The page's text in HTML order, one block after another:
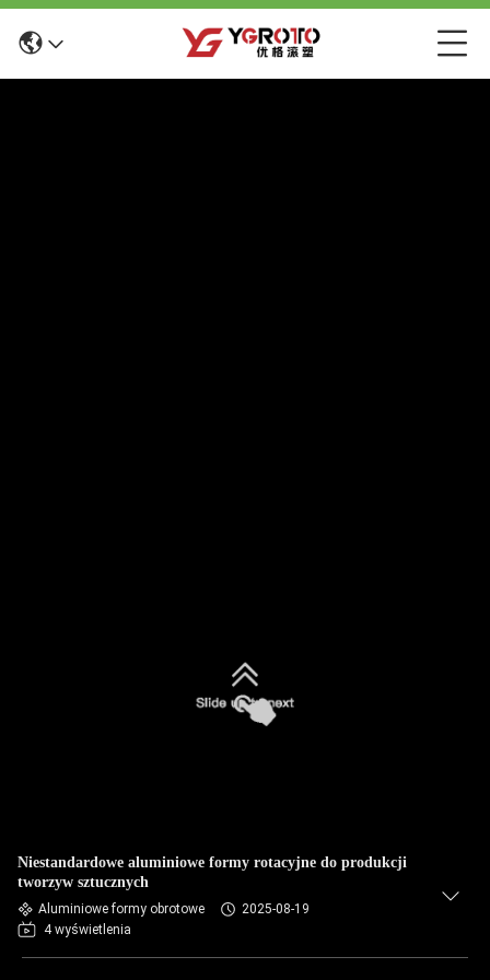
Niestandardowe aluminiowe formy rotacyjne do produkcji
tworzyw sztucznych
Aluminiowe formy obrotowe
2025-08-19
4 wyświetlenia